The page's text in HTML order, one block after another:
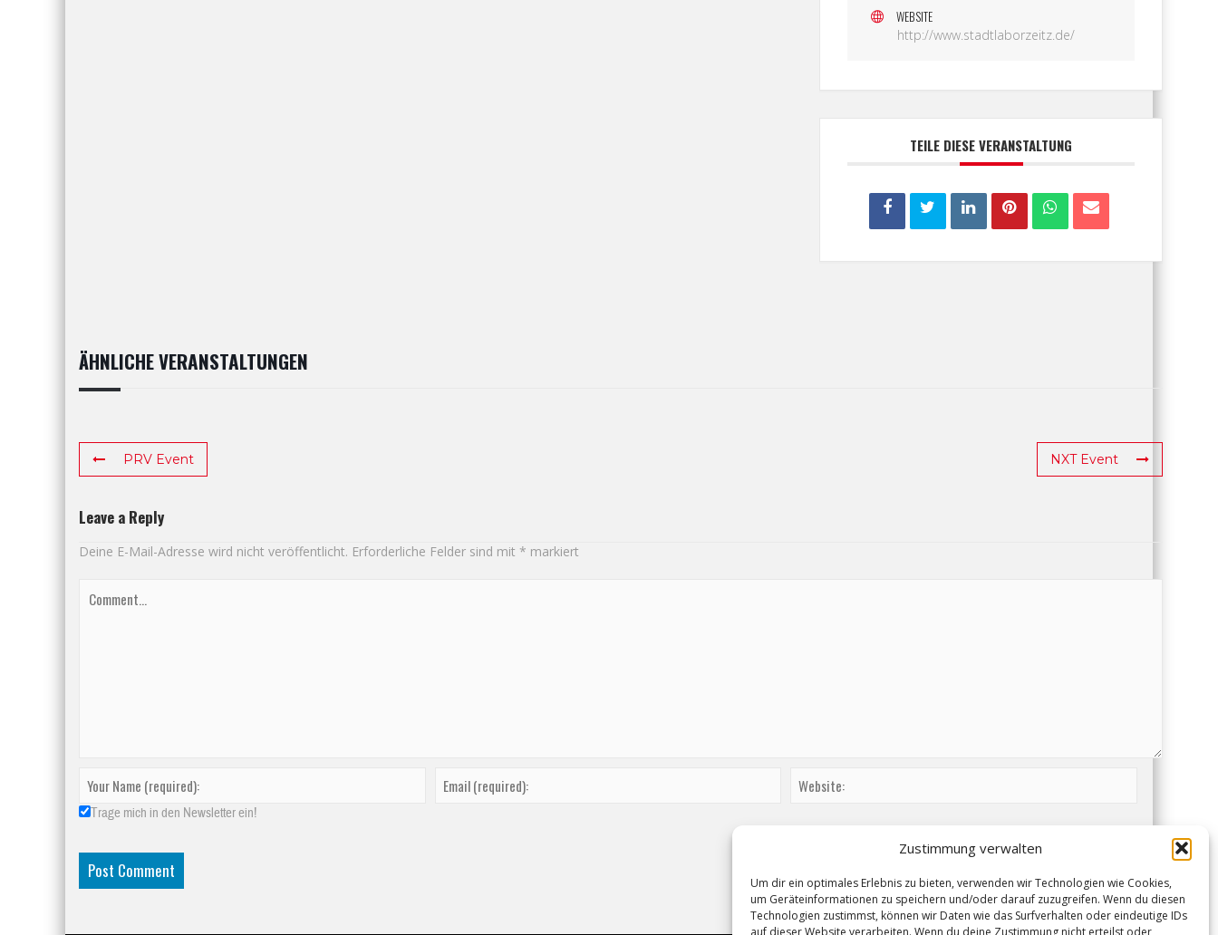
Zustimmung verwalten
Um dir ein optimales Erlebnis zu bieten, verwenden wir Technologien wie Cookies,
um Geräteinformationen zu speichern und/oder darauf zuzugreifen. Wenn du diesen
Technologien zustimmst, können wir Daten wie das Surfverhalten oder eindeutige IDs
auf dieser Website verarbeiten. Wenn du deine Zustimmung nicht erteilst oder
WEBSITE
http://www.stadtlaborzeitz.de/
TEILE DIESE VERANSTALTUNG
ÄHNLICHE VERANSTALTUNGEN
PRV Event NXT Event
Leave a Reply
Deine E-Mail-Adresse wird nicht veröffentlicht. Erforderliche Felder sind mit * markiert
Trage mich in den Newsletter ein!